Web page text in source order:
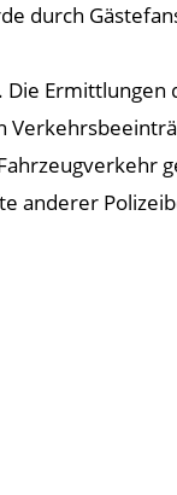
durch
Ermittlungen
anderer